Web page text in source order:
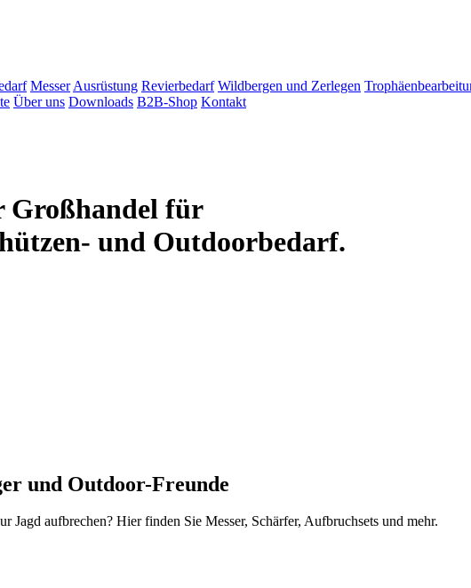
Messer Ausrüstung Revierbedarf Wildbergen und Zerlegen
Über uns Downloads B2B-Shop Kontakt
für
und Outdoorbedarf.
und Outdoor-Freunde
Jagd aufbrechen? Hier finden Sie Messer, Schärfer, Aufbruchsets und mehr.